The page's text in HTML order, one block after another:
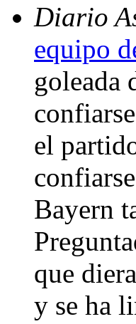
Diario
equipo
goleada
el
Bayern
que
y se ha